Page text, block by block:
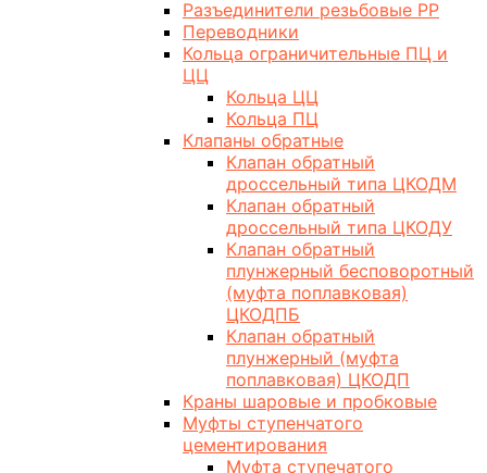
Разъединители резьбовые РР
Переводники
Кольца ограничительные ПЦ и
ЦЦ
Кольца ЦЦ
Кольца ПЦ
Клапаны обратные
Клапан обратный
дроссельный типа ЦКОДМ
Клапан обратный
дроссельный типа ЦКОДУ
Клапан обратный
плунжерный бесповоротный
(муфта поплавковая)
ЦКОДПБ
Клапан обратный
плунжерный (муфта
поплавковая) ЦКОДП
Краны шаровые и пробковые
Муфты ступенчатого
цементирования
Муфта ступечатого